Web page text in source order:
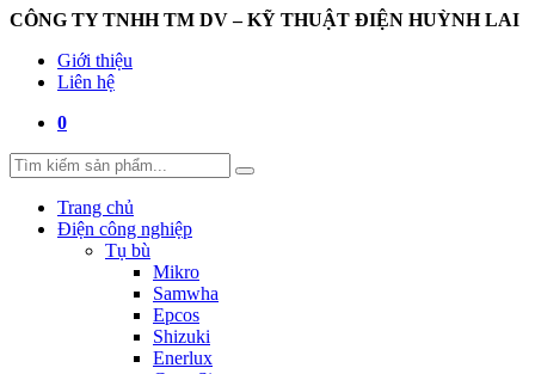
CÔNG TY TNHH TM DV – KỸ THUẬT ĐIỆN HUỲNH LAI
Giới thiệu
Liên hệ
0
Trang chủ
Điện công nghiệp
Tụ bù
Mikro
Samwha
Epcos
Shizuki
Enerlux